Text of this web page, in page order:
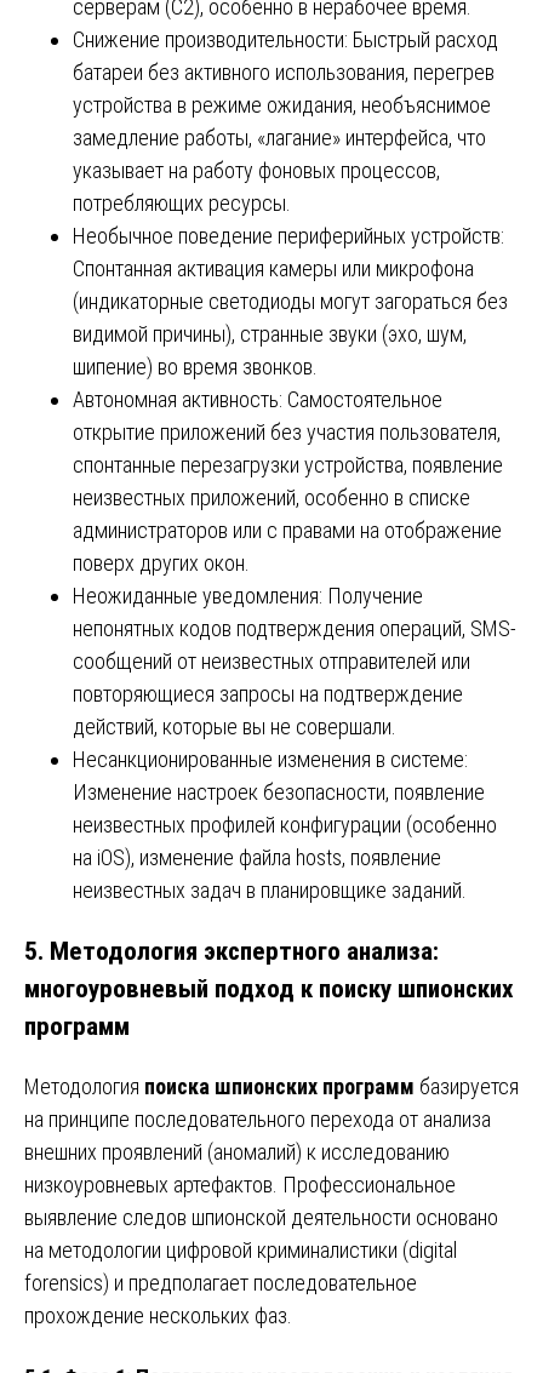
серверам (C2), особенно в нерабочее время.
Снижение производительности: Быстрый расход
батареи без активного использования, перегрев
устройства в режиме ожидания, необъяснимое
замедление работы, «лагание» интерфейса, что
указывает на работу фоновых процессов,
потребляющих ресурсы.
Необычное поведение периферийных устройств:
Спонтанная активация камеры или микрофона
(индикаторные светодиоды могут загораться без
видимой причины), странные звуки (эхо, шум,
шипение) во время звонков.
Автономная активность: Самостоятельное
открытие приложений без участия пользователя,
спонтанные перезагрузки устройства, появление
неизвестных приложений, особенно в списке
администраторов или с правами на отображение
поверх других окон.
Неожиданные уведомления: Получение
непонятных кодов подтверждения операций, SMS-
сообщений от неизвестных отправителей или
повторяющиеся запросы на подтверждение
действий, которые вы не совершали.
Несанкционированные изменения в системе:
Изменение настроек безопасности, появление
неизвестных профилей конфигурации (особенно
на iOS), изменение файла hosts, появление
неизвестных задач в планировщике заданий.
5. Методология экспертного анализа:
многоуровневый подход к поиску шпионских
программ
Методология поиска шпионских программ базируется
на принципе последовательного перехода от анализа
внешних проявлений (аномалий) к исследованию
низкоуровневых артефактов. Профессиональное
выявление следов шпионской деятельности основано
на методологии цифровой криминалистики (digital
forensics) и предполагает последовательное
прохождение нескольких фаз.